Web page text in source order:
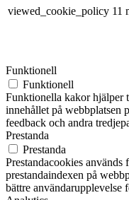
viewed_cookie_policy 11
Funktionell
Funktionell
Funktionella kakor hjälper
innehållet på webbplatsen
feedback och andra
Prestanda
Prestanda
Prestandacookies
prestandaindexen på
bättre användarupplevelse